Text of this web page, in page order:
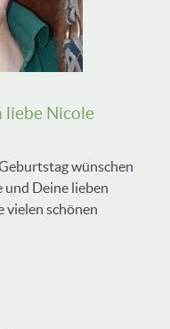
liebe Nicole
wünschen
und Deine lieben
vielen schönen